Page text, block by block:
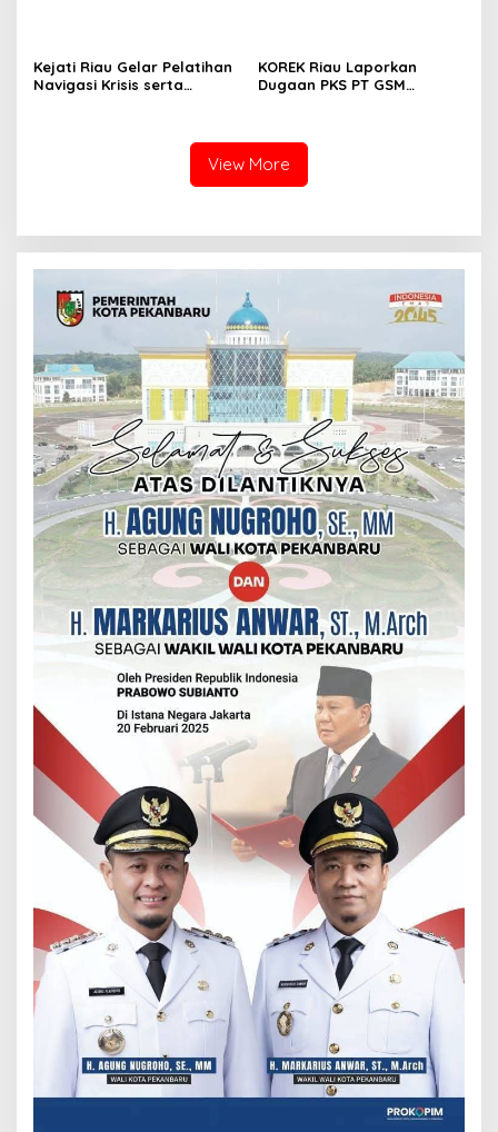
Rp1,25 miliar, Masyarakat
Minta Diaudit
Kejati Riau Gelar Pelatihan
Navigasi Krisis serta
KOREK Riau Laporkan
Dugaan PKS PT GSM
View More